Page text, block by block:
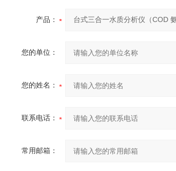
产品：
您的单位：
您的姓名：
联系电话：
常用邮箱：